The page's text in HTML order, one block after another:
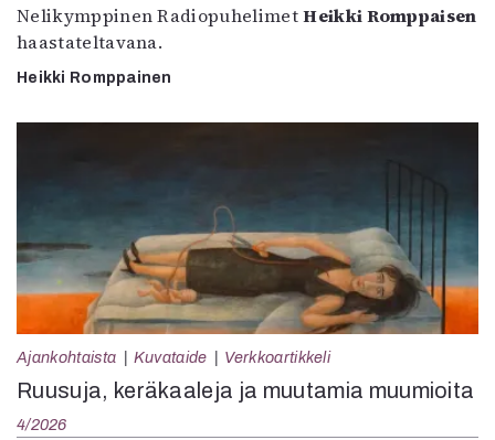
Nelikymppinen RadiopuhelimetHeikki Romppaisen
haastateltavana.
Heikki Romppainen
Ajankohtaista Kuvataide Verkkoartikkeli
Ruusuja, keräkaaleja ja muutamia muumioita
4/2026